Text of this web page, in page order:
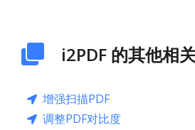
i2PDF 的其他相
增强扫描PDF
调整PDF对比度